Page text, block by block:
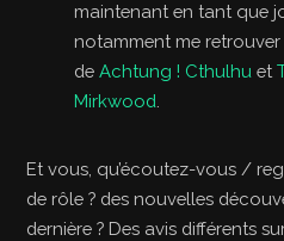
maintenant en tant que
notamment me
deAchtung ! Cthulhu et
Mirkwood
Et vous, qu’écoutez-vous /
de rôle ? des nouvelles
dernière ? Des avis différents